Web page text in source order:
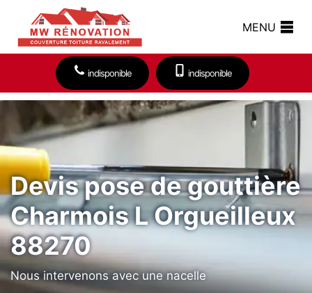
MENU
indisponible indisponible
Devis pose de gouttière
Charmois L Orgueilleux
88270
Nous intervenons avec une nacelle